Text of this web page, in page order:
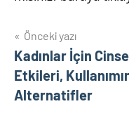
Yazı
gezinmesi
Önceki yazı
Kadınlar İçin
Etkileri,
Alternatifler